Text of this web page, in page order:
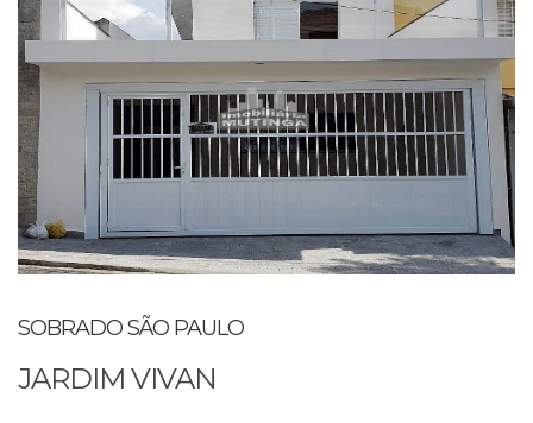
SOBRADO SÃO PAULO
JARDIM VIVAN